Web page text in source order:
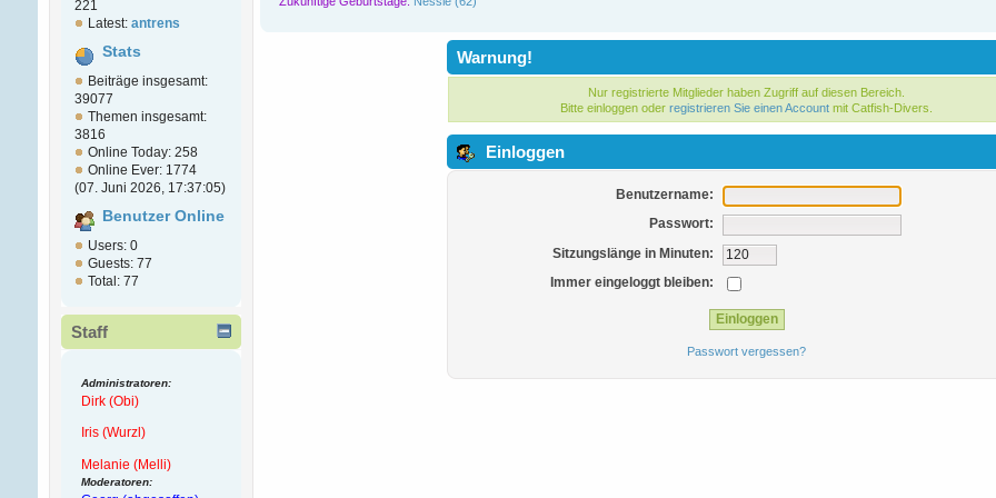
221
Latest: antrens
Stats
Beiträge insgesamt:
39077
Themen insgesamt:
3816
Online Today: 258
Online Ever: 1774
(07. Juni 2026, 17:37:05)
Benutzer Online
Users: 0
Guests: 77
Total: 77
Staff
Administratoren:
Dirk (Obi)
Iris (Wurzl)
Melanie (Melli)
Moderatoren:
Warnung!
Nur registrierte Mitglieder haben Zugriff auf diesen Bereich.
Bitte einloggen oderregistrieren Sie einen Account mit Catfish-Divers.
Einloggen
Benutzername:
Passwort:
Sitzungslänge in Minuten:
Immer eingeloggt bleiben:
Passwort vergessen?